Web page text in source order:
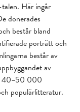
Här ingår
donerades
består bland
porträtt och
består av
av
40–50 000
populärlitteratur.